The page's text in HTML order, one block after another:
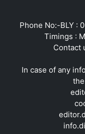
Phone No:-BLY :
Timings :
Contact
In case of any